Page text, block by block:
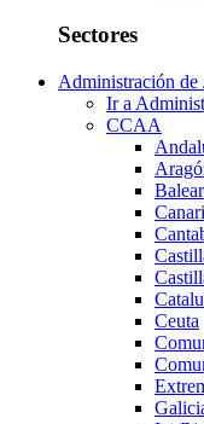
Sectores
Administración de
Ir a
CCAA
Ceuta